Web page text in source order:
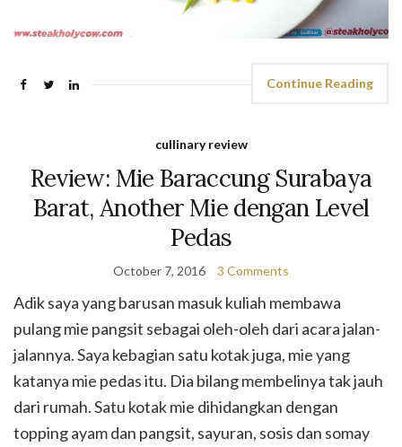
Continue Reading
cullinary review
Review: Mie Baraccung Surabaya
Barat, Another Mie dengan Level
Pedas
October 7, 2016 3 Comments
Adik saya yang barusan masuk kuliah membawa
pulang mie pangsit sebagai oleh-oleh dari acara jalan-
jalannya. Saya kebagian satu kotak juga, mie yang
katanya mie pedas itu. Dia bilang membelinya tak jauh
dari rumah. Satu kotak mie dihidangkan dengan
topping ayam dan pangsit, sayuran, sosis dan somay